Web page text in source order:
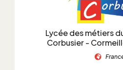
Lycée des métiers
Corbusier -